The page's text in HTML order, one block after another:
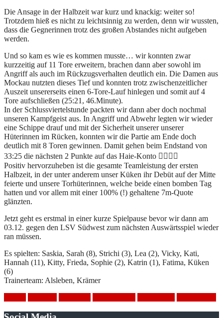
Die Ansage in der Halbzeit war kurz und knackig: weiter so!
Trotzdem hieß es nicht zu leichtsinnig zu werden, denn wir wussten,
dass die Gegnerinnen trotz des großen Abstandes nicht aufgeben
werden.
Und so kam es wie es kommen musste… wir konnten zwar
kurzzeitig auf 11 Tore erweitern, brachen dann aber sowohl im
Angriff als auch im Rückzugsverhalten deutlich ein. Die Damen aus
Mockau nutzten dieses Tief und konnten trotz zwischenzeitlicher
Auszeit unsererseits einen 6-Tore-Lauf hinlegen und somit auf 4
Tore aufschließen (25:21, 46.Minute).
In der Schlussviertelstunde packten wir dann aber doch nochmal
unseren Kampfgeist aus. In Angriff und Abwehr legten wir wieder
eine Schippe drauf und mit der Sicherheit unserer unserer
Hüterinnen im Rücken, konnten wir die Partie am Ende doch
deutlich mit 8 Toren gewinnen. Damit gehen beim Endstand von
33:25 die nächsten 2 Punkte auf das Haie-Konto ✌🏽💪🏽
Positiv hervorzuheben ist die gesamte Teamleistung der ersten
Halbzeit, in der unter anderem unser Küken ihr Debüt auf der Mitte
feierte und unsere Torhüterinnen, welche beide einen bomben Tag
hatten und vor allem mit einer 100% (!) gehaltene 7m-Quote
glänzten.
Jetzt geht es erstmal in einer kurze Spielpause bevor wir dann am
03.12. gegen den LSV Südwest zum nächsten Auswärtsspiel wieder
ran müssen.
Es spielten: Saskia, Sarah (8), Strichi (3), Lea (2), Vicky, Kati,
Hannah (11), Kitty, Frieda, Sophie (2), Katrin (1), Fatima, Küken
(6)
Trainerteam: Alsleben, Krämer